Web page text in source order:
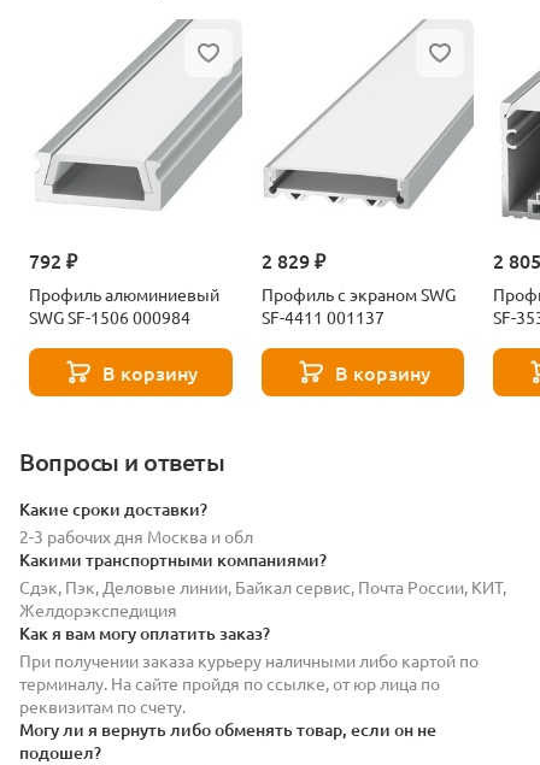
792 ₽
Профиль алюминиевый
SWG SF-1506 000984
В корзину
2 829 ₽
Профиль с экраном SWG
SF-4411 001137
В корзину
2
SF-
Вопросы и ответы
Какие сроки доставки?
2-3 рабочих дня Москва и обл
Какими транспортными компаниями?
Сдэк, Пэк, Деловые линии, Байкал сервис, Почта России, КИТ,
Желдорэкспедиция
Как я вам могу оплатить заказ?
При получении заказа курьеру наличными либо картой по
терминалу. На сайте пройдя по ссылке, от юр лица по
реквизитам по счету.
Могу ли я вернуть либо обменять товар, если он не
подошел?